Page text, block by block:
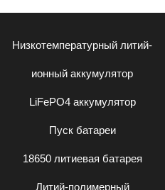
Низкотемпературный литий-
ионный аккумулятор
LiFePO4 аккумулятор
Пуск батареи
18650 литиевая батарея
Литий-полимерный